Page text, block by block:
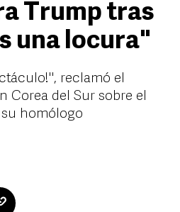
Trump tras
una locura"
reclamó el
Corea del Sur sobre el
homólogo